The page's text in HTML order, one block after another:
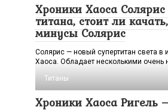
Хроники Хаоса
титана, стоит ли
минусы Солярис
Солярис — новый супертитан света в
Хаоса. Обладает несколькими
Титаны
Хроники Хаоса Ригель